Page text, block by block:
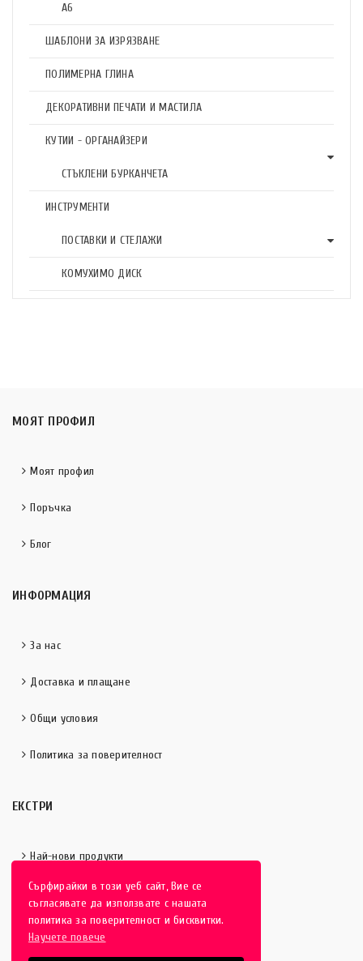
Сърфирайки в този уеб сайт, Вие се
съгласявате да използвате с нашата
политика за поверителност и бисквитки.
Научете повече
А6
ШАБЛОНИ ЗА ИЗРЯЗВАНЕ
ПОЛИМЕРНА ГЛИНА
ДЕКОРАТИВНИ ПЕЧАТИ И МАСТИЛА
КУТИИ - ОРГАНАЙЗЕРИ
СТЪКЛЕНИ БУРКАНЧЕТА
ИНСТРУМЕНТИ
ПОСТАВКИ И СТЕЛАЖИ
КОМУХИМО ДИСК
МОЯТ ПРОФИЛ
Моят профил
Поръчка
Блог
ИНФОРМАЦИЯ
За нас
Доставка и плащане
Общи условия
Политика за поверителност
ЕКСТРИ
Най-нови продукти
Отличени продукти